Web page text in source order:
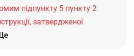
підпункту 5 пункту 2
затвердженої